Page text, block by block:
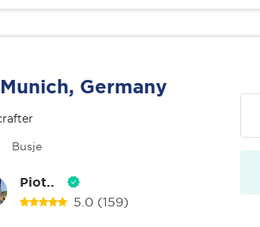
Munich, Germany
Busje
Piot..
5.0 (159)